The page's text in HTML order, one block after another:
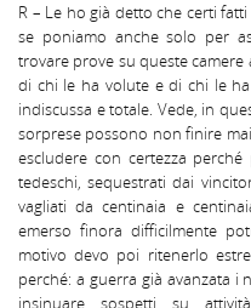
R – Le ho già detto che certi
se poniamo anche solo per
trovare prove su queste
di chi le ha volute e di chi le
indiscussa e totale. Vede, in
sorprese possono non finire
escludere con certezza
tedeschi, sequestrati dai
vagliati da centinaia e
emerso finora difficilmente
motivo devo poi ritenerlo
perché: a guerra già avanzata i
insinuare sospetti su